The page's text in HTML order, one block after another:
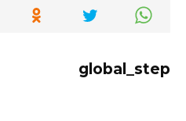
global_step